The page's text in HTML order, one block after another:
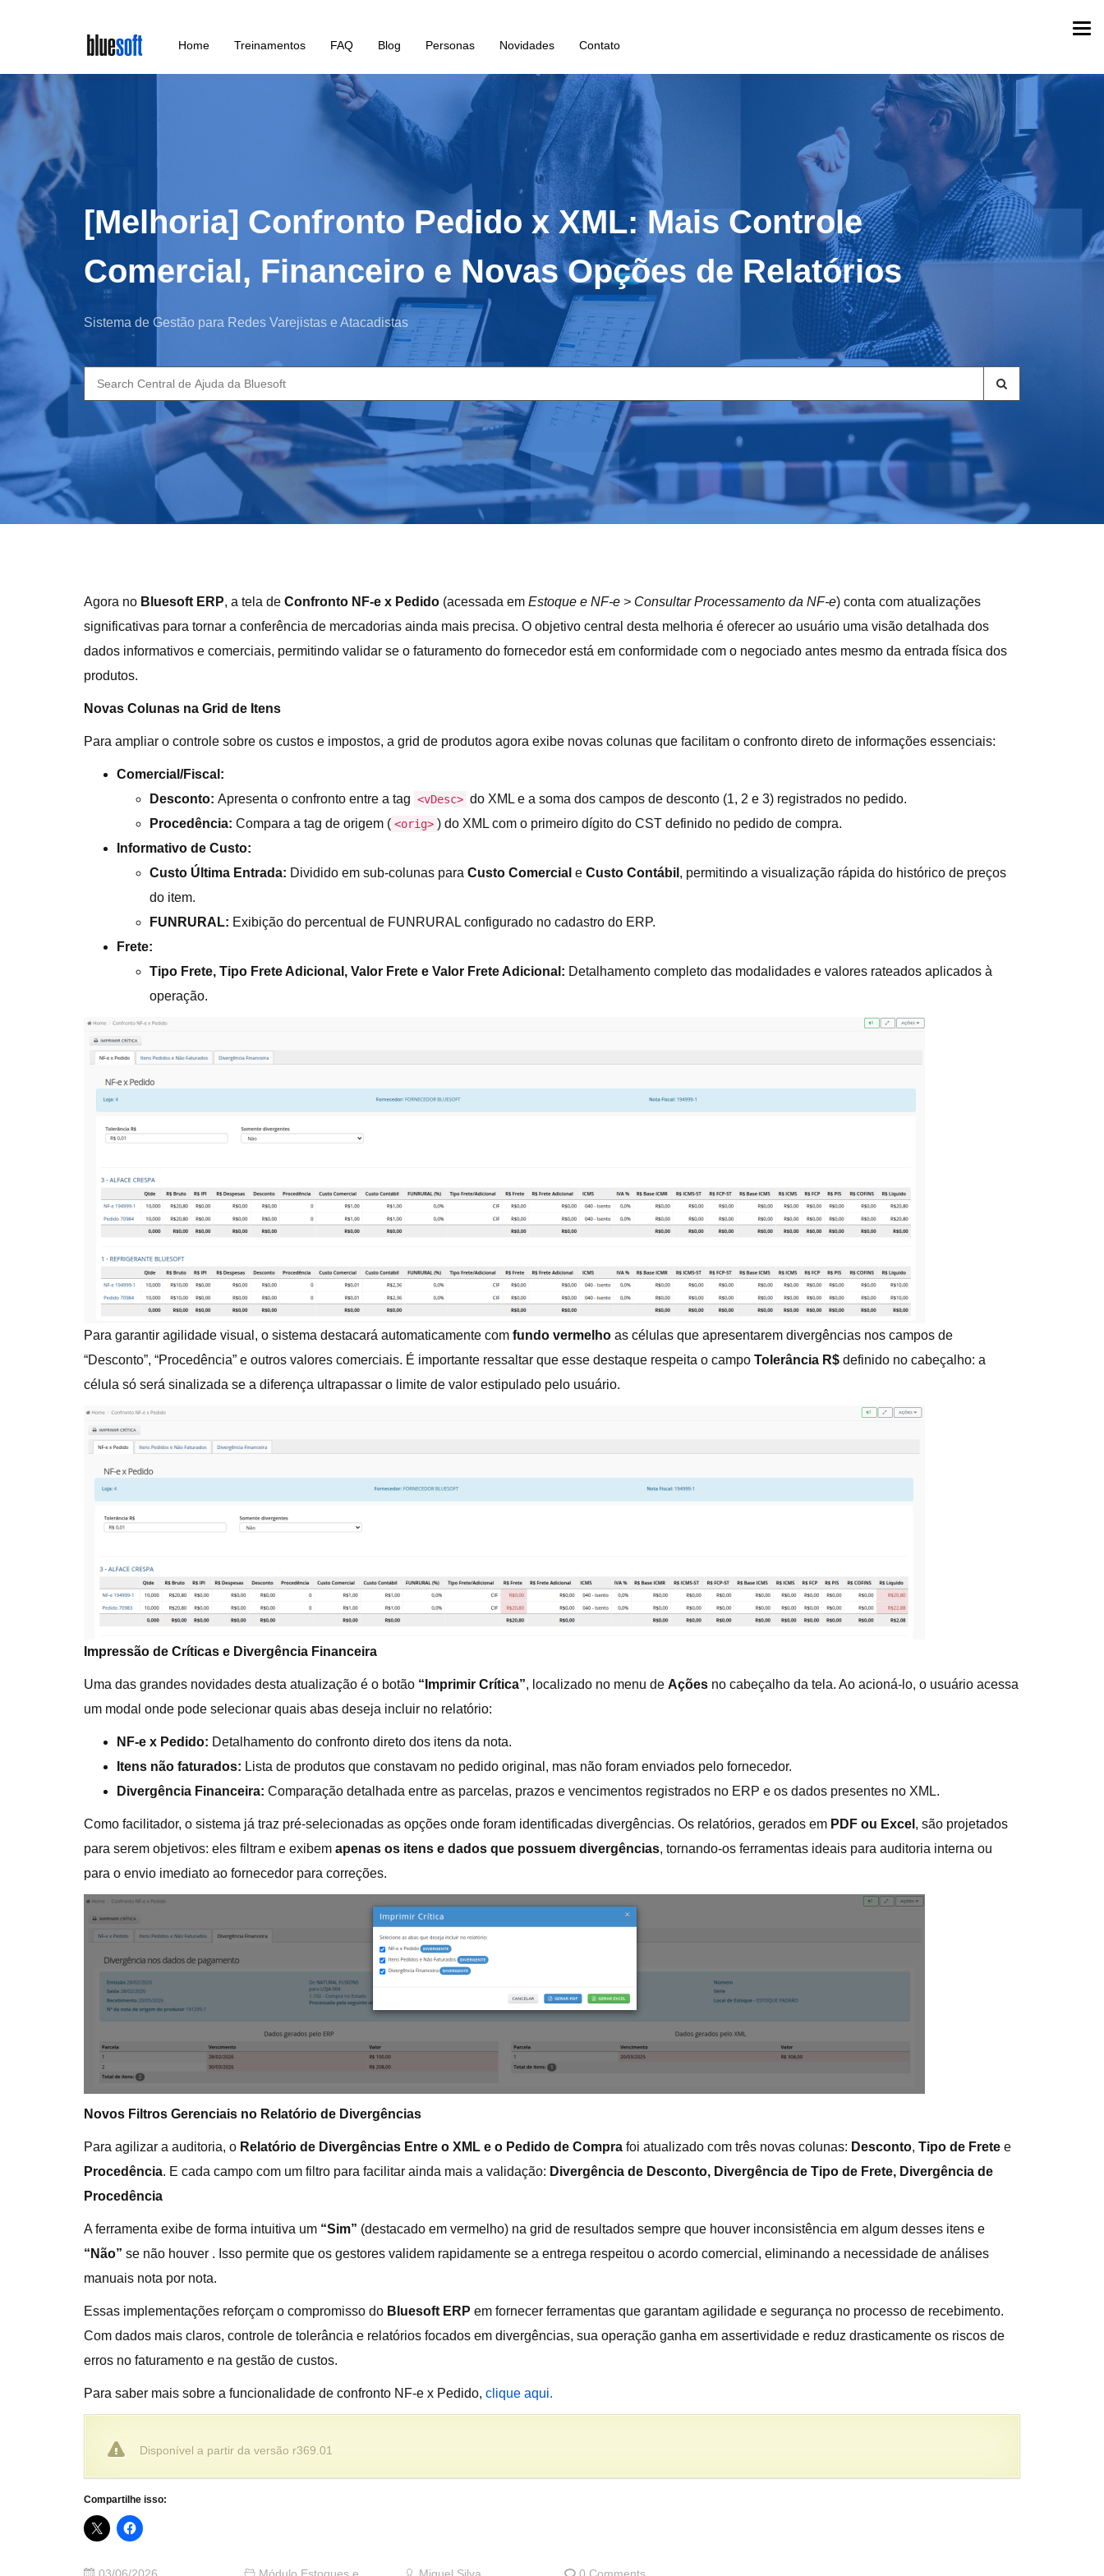
main
content
Home Treinamentos FAQ Blog Personas Novidades Contato
[Melhoria] Confronto Pedido x XML: Mais Controle
Comercial, Financeiro e Novas Opções de Relatórios
Sistema de Gestão para Redes Varejistas e Atacadistas
Search
for:
Agora no Bluesoft ERP, a tela de Confronto NF-e x Pedido (acessada em Estoque e NF-e > Consultar Processamento da NF-e) conta com atualizações
significativas para tornar a conferência de mercadorias ainda mais precisa. O objetivo central desta melhoria é oferecer ao usuário uma visão detalhada dos
dados informativos e comerciais, permitindo validar se o faturamento do fornecedor está em conformidade com o negociado antes mesmo da entrada física dos
produtos.
Novas Colunas na Grid de Itens
Para ampliar o controle sobre os custos e impostos, a grid de produtos agora exibe novas colunas que facilitam o confronto direto de informações essenciais:
Comercial/Fiscal:
Desconto: Apresenta o confronto entre a tag <vDesc> do XML e a soma dos campos de desconto (1, 2 e 3) registrados no pedido.
Procedência: Compara a tag de origem ( <orig> ) do XML com o primeiro dígito do CST definido no pedido de compra.
Informativo de Custo:
Custo Última Entrada: Dividido em sub-colunas para Custo Comercial e Custo Contábil , permitindo a visualização rápida do histórico de preços
do item.
FUNRURAL: Exibição do percentual de FUNRURAL configurado no cadastro do ERP.
Frete:
Tipo Frete, Tipo Frete Adicional, Valor Frete e Valor Frete Adicional: Detalhamento completo das modalidades e valores rateados aplicados à
operação.
Para garantir agilidade visual, o sistema destacará automaticamente com fundo vermelho as células que apresentarem divergências nos campos de
“Desconto”, “Procedência” e outros valores comerciais. É importante ressaltar que esse destaque respeita o campo Tolerância R$ definido no cabeçalho: a
célula só será sinalizada se a diferença ultrapassar o limite de valor estipulado pelo usuário.
Impressão de Críticas e Divergência Financeira
Uma das grandes novidades desta atualização é o botão “Imprimir Crítica”, localizado no menu de Ações no cabeçalho da tela. Ao acioná-lo, o usuário acessa
um modal onde pode selecionar quais abas deseja incluir no relatório:
NF-e x Pedido: Detalhamento do confronto direto dos itens da nota.
Itens não faturados: Lista de produtos que constavam no pedido original, mas não foram enviados pelo fornecedor.
Divergência Financeira: Comparação detalhada entre as parcelas, prazos e vencimentos registrados no ERP e os dados presentes no XML.
Como facilitador, o sistema já traz pré-selecionadas as opções onde foram identificadas divergências. Os relatórios, gerados em PDF ou Excel , são projetados
para serem objetivos: eles filtram e exibem apenas os itens e dados que possuem divergências, tornando-os ferramentas ideais para auditoria interna ou
para o envio imediato ao fornecedor para correções.
Novos Filtros Gerenciais no Relatório de Divergências
Para agilizar a auditoria, o Relatório de Divergências Entre o XML e o Pedido de Compra foi atualizado com três novas colunas: Desconto, Tipo de Frete e
Procedência. E cada campo com um filtro para facilitar ainda mais a validação: Divergência de Desconto, Divergência de Tipo de Frete, Divergência de
Procedência
A ferramenta exibe de forma intuitiva um “Sim” (destacado em vermelho) na grid de resultados sempre que houver inconsistência em algum desses itens e
“Não” se não houver . Isso permite que os gestores validem rapidamente se a entrega respeitou o acordo comercial, eliminando a necessidade de análises
manuais nota por nota.
Essas implementações reforçam o compromisso do Bluesoft ERP em fornecer ferramentas que garantam agilidade e segurança no processo de recebimento.
Com dados mais claros, controle de tolerância e relatórios focados em divergências, sua operação ganha em assertividade e reduz drasticamente os riscos de
erros no faturamento e na gestão de custos.
Para saber mais sobre a funcionalidade de confronto NF-e x Pedido, clique aqui.
Disponível a partir da versão r369.01
Compartilhe isso: